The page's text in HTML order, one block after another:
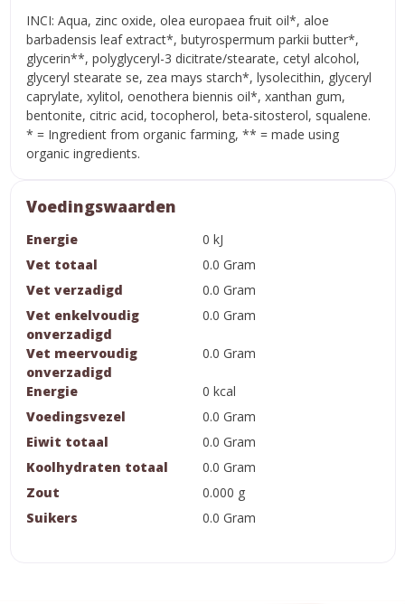
INCI: Aqua, zinc oxide, olea europaea fruit oil*, aloe
barbadensis leaf extract*, butyrospermum parkii butter*,
glycerin**, polyglyceryl-3 dicitrate/stearate, cetyl alcohol,
glyceryl stearate se, zea mays starch*, lysolecithin, glyceryl
caprylate, xylitol, oenothera biennis oil*, xanthan gum,
bentonite, citric acid, tocopherol, beta-sitosterol, squalene.
* = Ingredient from organic farming, ** = made using
organic ingredients.
Voedingswaarden
Energie
0 kJ
Vet totaal
0.0 Gram
Vet verzadigd
0.0 Gram
Vet enkelvoudig
onverzadigd
0.0 Gram
Vet meervoudig
onverzadigd
0.0 Gram
Energie
0 kcal
Voedingsvezel
0.0 Gram
Eiwit totaal
0.0 Gram
Koolhydraten totaal
0.0 Gram
Zout
0.000 g
Suikers
0.0 Gram